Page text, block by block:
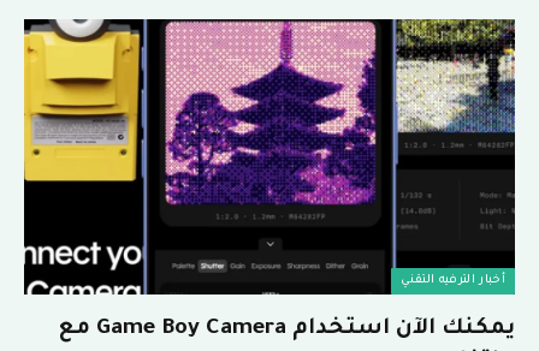
أخبار الترفيه التقني
يمكنك الآن استخدام Game Boy Camera مع